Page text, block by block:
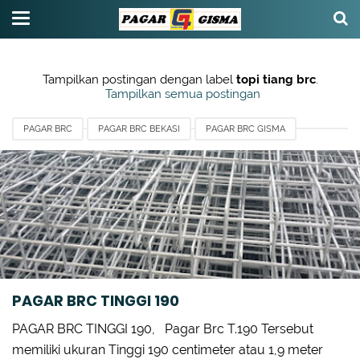
Tampilkan postingan dengan label topi tiang brc.
Tampilkan semua postingan
PAGAR BRC PAGAR BRC BEKASI PAGAR BRC GISMA
PAGAR BRC JAWA BARAT TIANG PAGAR BRC
TIANG Y BANDARA TASIKMALAYA TOPI TIANG BRC WIREROOD
PAGAR BRC TINGGI 190
PAGAR BRC TINGGI 190, Pagar Brc T.190 Tersebut
memiliki ukuran Tinggi 190 centimeter atau 1,9 meter